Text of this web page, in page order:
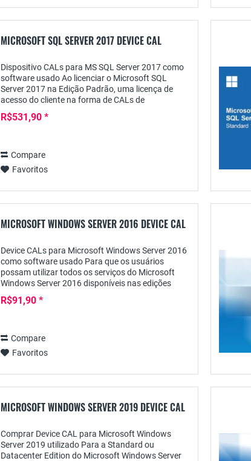
MICROSOFT SQL SERVER 2017 DEVICE CAL
Dispositivo CALs para MS SQL Server 2017 como
software usado Ao licenciar o Microsoft SQL
Server 2017 na Edição Padrão, uma licença de
acesso do cliente na forma de CALs de
Dispositivos SQL Server 2017 é adicionalmente
necessária para o...
R$531,90 *
Compare
Favoritos
MICROSOFT WINDOWS SERVER 2016 DEVICE CAL
Device CALs para Microsoft Windows Server 2016
como software usado Para que os usuários
possam utilizar todos os serviços do Microsoft
Windows Server 2016 disponíveis nas edições
Standard e Datacenter, também é necessária uma
licença de...
R$91,90 *
Compare
Favoritos
MICROSOFT WINDOWS SERVER 2019 DEVICE CAL
Comprar Device CAL para Microsoft Windows
Server 2019 utilizado Para a Standard ou
Datacenter Edition do Microsoft Windows Server